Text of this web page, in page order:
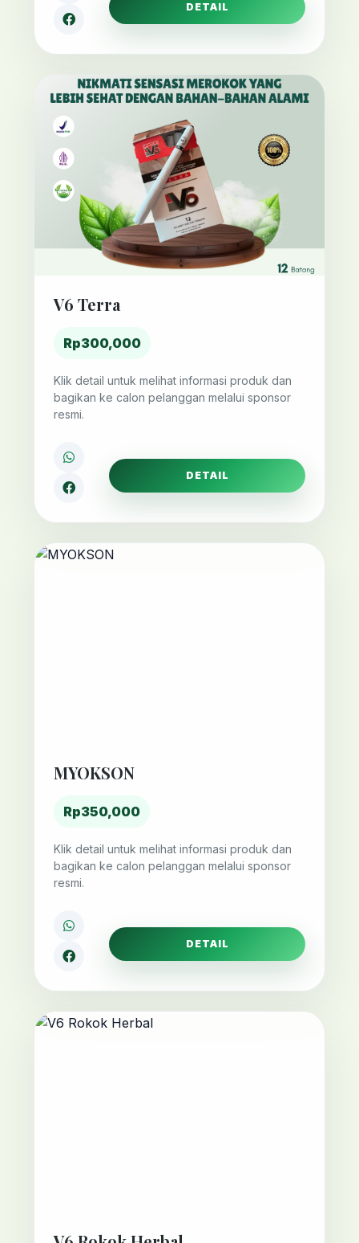
DETAIL
V6 Terra
Rp300,000
Klik detail untuk melihat informasi produk dan
bagikan ke calon pelanggan melalui sponsor
resmi.
DETAIL
MYOKSON
Rp350,000
Klik detail untuk melihat informasi produk dan
bagikan ke calon pelanggan melalui sponsor
resmi.
DETAIL